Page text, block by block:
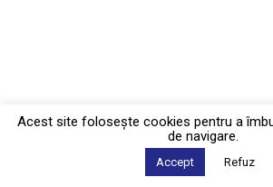
Acest site foloseşte cookies pentru a
de navigare.
Accept Refuz